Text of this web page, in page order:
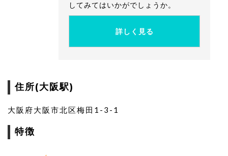
基本料金 250,000円
1,000グラフト(85c㎡) 1,000,000円
してみてはいかがでしょうか。
詳しく見る
住所(大阪駅)
大阪府大阪市北区梅田1-3-1
特徴